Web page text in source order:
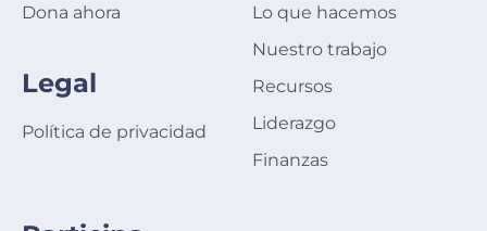
Dona ahora
Legal
Política de privacidad
Lo que hacemos
Nuestro trabajo
Recursos
Liderazgo
Finanzas